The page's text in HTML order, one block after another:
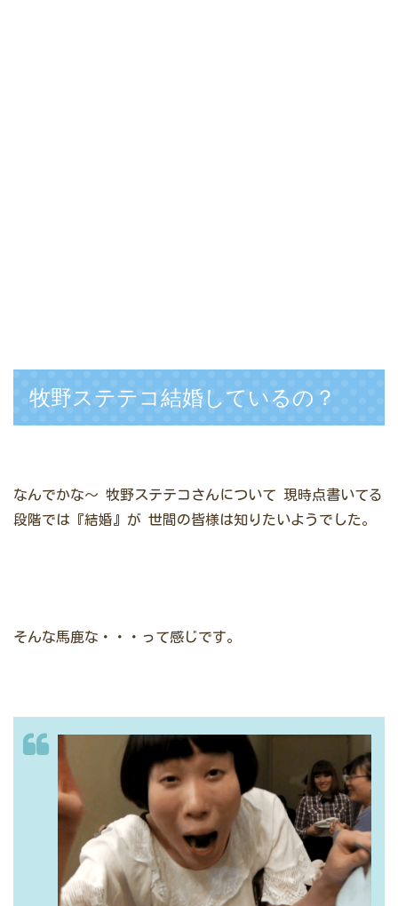
牧野ステテコ結婚しているの？
なんでかな～ 牧野ステテコさんについて 現時点書いてる
段階では『結婚』が 世間の皆様は知りたいようでした。
そんな馬鹿な・・・って感じです。